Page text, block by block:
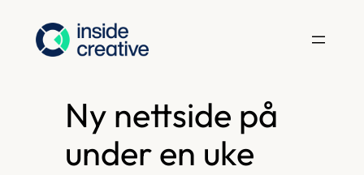
innhold
Ny nettside på
under en uke